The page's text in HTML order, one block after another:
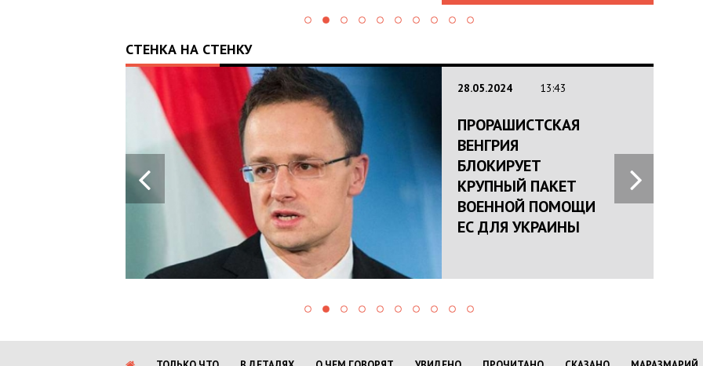
СТЕНКА НА СТЕНКУ
28.05.2024 13:43
ПРОРАШИСТСКАЯ
ВЕНГРИЯ
БЛОКИРУЕТ
КРУПНЫЙ ПАКЕТ
ВОЕННОЙ ПОМОЩИ
ЕС ДЛЯ УКРАИНЫ